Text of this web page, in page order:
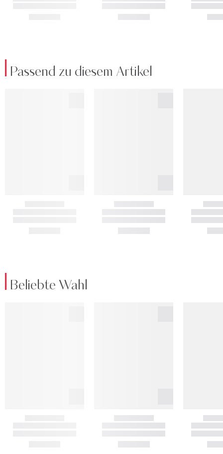
Passend zu diesem Artikel
Beliebte Wahl